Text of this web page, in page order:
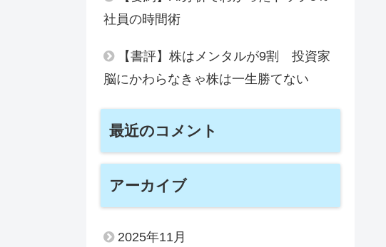
社員の時間術
【書評】株はメンタルが9割 投資家
脳にかわらなきゃ株は一生勝てない
最近のコメント
アーカイブ
2025年11月